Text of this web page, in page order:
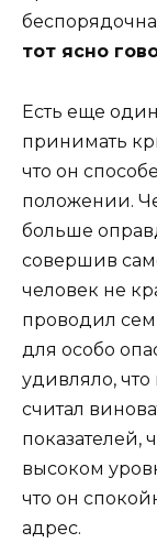
тот ясно
Есть еще
принимать
что он
положении.
больше
совершив
человек не
проводил
для особо
удивляло,
считал
показателей,
высоком
что он
адрес.